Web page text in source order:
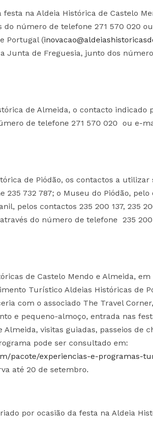
na Aldeia Histórica de Castelo
do número de telefone 271 570 020
Portugal (
Junta de Freguesia, junto dos
de Almeida, o contacto indicado
de telefone 271 570 020 ou e-
de Piódão, os contactos a utilizar
235 732 787; o Museu do Piódão,
pelos contactos 235 200 137, 235
do número de telefone 235
de Castelo Mendo e Almeida,
Turístico Aldeias Históricas de
com o associado The Travel
e pequeno-almoço, entrada nas
Almeida, visitas guiadas, passeios de
pode ser consultado em:
pacote/experiencias-e-programas-
até 20 de setembro.
por ocasião da festa na Aldeia